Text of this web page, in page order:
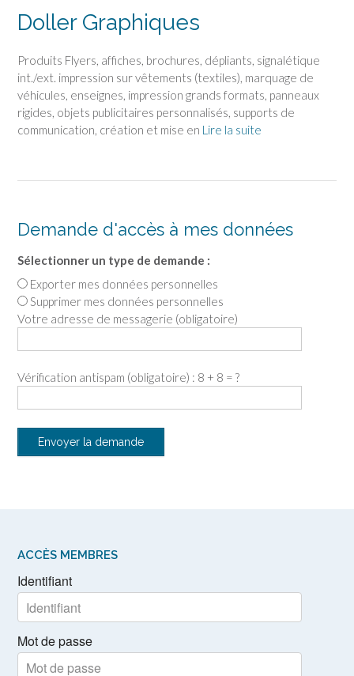
Doller Graphiques
Produits Flyers, affiches, brochures, dépliants, signalétique
int./ext. impression sur vêtements (textiles), marquage de
véhicules, enseignes, impression grands formats, panneaux
rigides, objets publicitaires personnalisés, supports de
communication, création et mise en Lire la suite
Demande d'accès à mes données
Sélectionner un type de demande :
Exporter mes données personnelles
Supprimer mes données personnelles
Votre adresse de messagerie (obligatoire)
Vérification antispam (obligatoire) : 8 + 8 = ?
ACCÈS MEMBRES
Identifiant
Mot de passe